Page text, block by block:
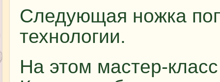
Следующая ножка
технологии.
На этом мастер-